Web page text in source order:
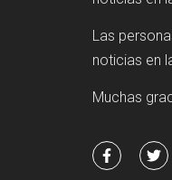
Las
noticias en
Muchas